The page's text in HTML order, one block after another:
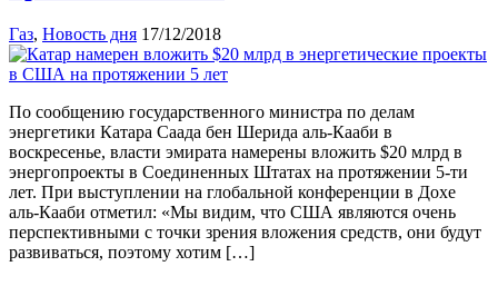
Газ, Новость дня 17/12/2018
По сообщению государственного министра по делам
энергетики Катара Саада бен Шерида аль-Кааби в
воскресенье, власти эмирата намерены вложить $20 млрд в
энергопроекты в Соединенных Штатах на протяжении 5-ти
лет. При выступлении на глобальной конференции в Дохе
аль-Кааби отметил: «Мы видим, что США являются очень
перспективными с точки зрения вложения средств, они будут
развиваться, поэтому хотим […]